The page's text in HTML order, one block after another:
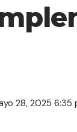
28, 2025 6:35